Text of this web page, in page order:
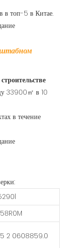
в топ-5 в Китае.
33900㎡ в 10
в течение
2 0608859.0